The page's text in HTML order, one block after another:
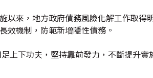
以來，地方政府債務風險化解工作取
效機制，防範新增隱性債務。
上下功夫，堅持靠前發力，不斷提升